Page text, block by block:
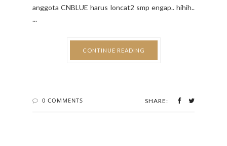
anggota CNBLUE harus loncat2 smp engap.. hihih..
CONTINUE READING
0 COMMENTS SHARE: